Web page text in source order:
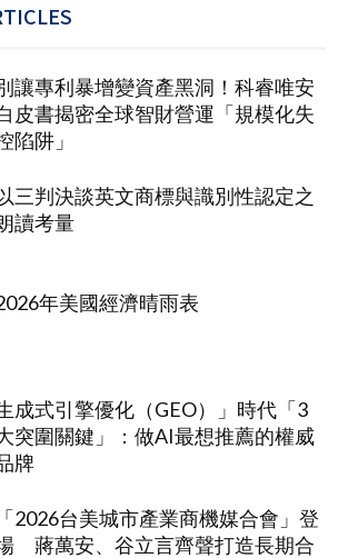
讓專利暴增變資產黑洞！科睿唯安
皮書揭密全球智財營運「規模化失
陷阱」
三判決談英文商標與識別性認定之
讀考量
年美國經濟晴雨表
成式引擎優化（GEO）」時代「3
突圍關鍵」：做AI最想推薦的權威
牌
「2026台美城市產業商機媒合會」登
蔣萬安、谷立言齊聲打造長期合